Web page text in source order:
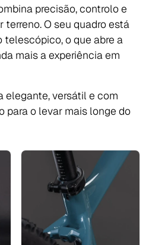
precisão, controlo e
O seu quadro está
telescópico, o que abre a
mais a experiência em
elegante, versátil e com
para o levar mais longe do